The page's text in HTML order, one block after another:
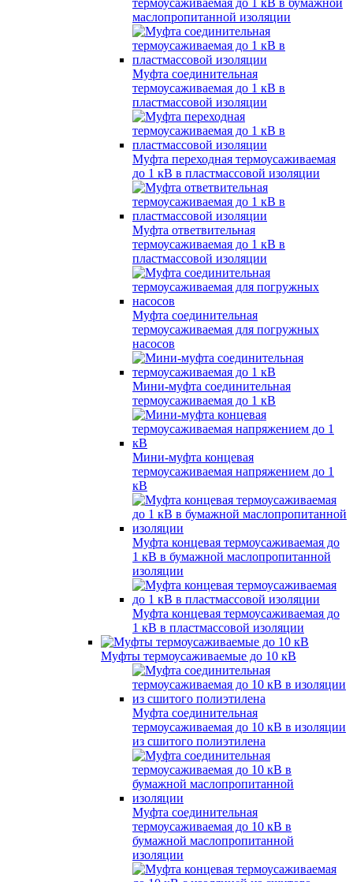
термоусаживаемая до 1 кВ в бумажной
маслопропитанной изоляции
Муфта соединительная
термоусаживаемая до 1 кВ в
пластмассовой изоляции
Муфта переходная термоусаживаемая
до 1 кВ в пластмассовой изоляции
Муфта ответвительная
термоусаживаемая до 1 кВ в
пластмассовой изоляции
Муфта соединительная
термоусаживаемая для погружных
насосов
Мини-муфта соединительная
термоусаживаемая до 1 кВ
Мини-муфта концевая
термоусаживаемая напряжением до 1
кВ
Муфта концевая термоусаживаемая до
1 кВ в бумажной маслопропитанной
изоляции
Муфта концевая термоусаживаемая до
1 кВ в пластмассовой изоляции
Муфты термоусаживаемые до 10 кВ
Муфта соединительная
термоусаживаемая до 10 кВ в изоляции
из сшитого полиэтилена
Муфта соединительная
термоусаживаемая до 10 кВ в
бумажной маслопропитанной
изоляции